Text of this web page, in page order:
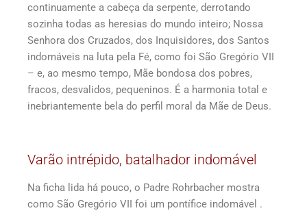
continuamente a cabeça da serpente, derrotando
sozinha todas as heresias do mundo inteiro; Nossa
Senhora dos Cruzados, dos Inquisidores, dos Santos
indomáveis na luta pela Fé, como foi São Gregório VII
– e, ao mesmo tempo, Mãe bondosa dos pobres,
fracos, desvalidos, pequeninos. É a harmonia total e
inebriantemente bela do perfil moral da Mãe de Deus.
Varão intrépido, batalhador indomável
Na ficha lida há pouco, o Padre Rohrbacher mostra
como São Gregório VII foi um pontífice indomável .